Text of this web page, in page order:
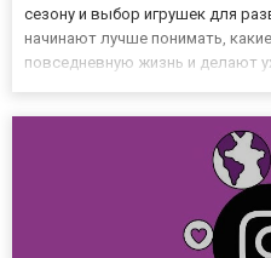
сезону и выбор игрушек для
начинают лучше понимать,
повседневную жизнь и делают